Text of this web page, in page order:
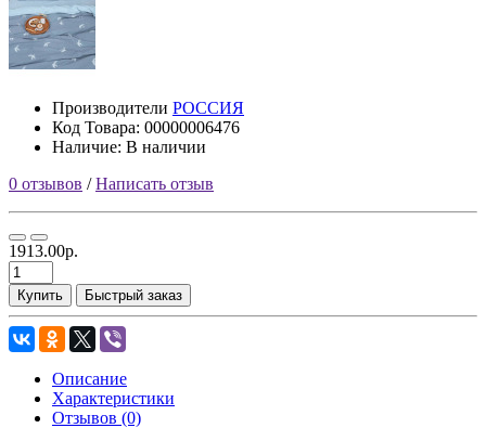
Производители РОССИЯ
Код Товара: 00000006476
Наличие: В наличии
0 отзывов /Написать отзыв
1913.00р.
Купить Быстрый заказ
Описание
Характеристики
Отзывов (0)